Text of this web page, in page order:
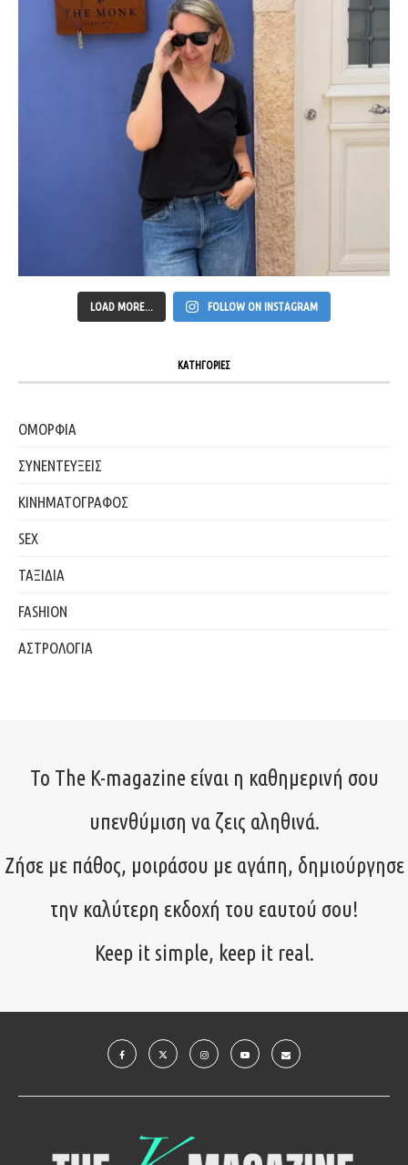
LOAD MORE... FOLLOW ON INSTAGRAM
ΚΑΤΗΓΟΡΙΕΣ
ΟΜΟΡΦΙΑ
ΣΥΝΕΝΤΕΥΞΕΙΣ
ΚΙΝΗΜΑΤΟΓΡΑΦΟΣ
SEX
ΤΑΞΙΔΙΑ
FASHION
ΑΣΤΡΟΛΟΓΙΑ
Το The K-magazine είναι η καθημερινή σου
υπενθύμιση να ζεις αληθινά.
Ζήσε με πάθος, μοιράσου με αγάπη, δημιούργησε
την καλύτερη εκδοχή του εαυτού σου!
Keep it simple, keep it real.